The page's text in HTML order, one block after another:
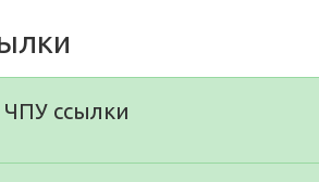
ЧПУ ссылки